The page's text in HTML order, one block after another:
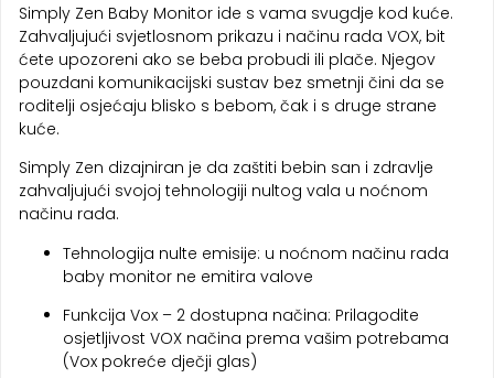
Simply Zen Baby Monitor ide s vama svugdje kod kuće.
Zahvaljujući svjetlosnom prikazu i načinu rada VOX, bit
ćete upozoreni ako se beba probudi ili plače. Njegov
pouzdani komunikacijski sustav bez smetnji čini da se
roditelji osjećaju blisko s bebom, čak i s druge strane
kuće.
Simply Zen dizajniran je da zaštiti bebin san i zdravlje
zahvaljujući svojoj tehnologiji nultog vala u noćnom
načinu rada.
Tehnologija nulte emisije: u noćnom načinu rada
baby monitor ne emitira valove
Funkcija Vox – 2 dostupna načina: Prilagodite
osjetljivost VOX načina prema vašim potrebama
(Vox pokreće dječji glas)